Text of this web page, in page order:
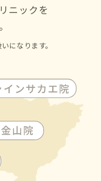
ニックを
になります。